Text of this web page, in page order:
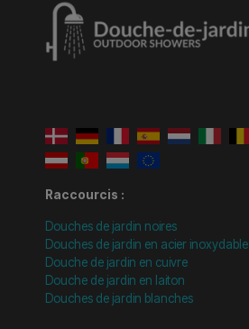
Raccourcis :
Douches de jardin noires
Douches de jardin en acier inoxydable
Douche de jardin en cuivre
Douche de jardin en laiton
Douches de jardin blanches